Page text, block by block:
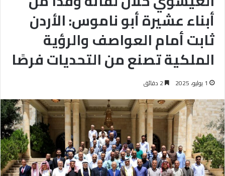
أبناء عشيرة أبو ناموس: الأردن
ثابت أمام العواصف والرؤية
الملكية تصنع من التحديات فرصًا
1 يوليو، 2025